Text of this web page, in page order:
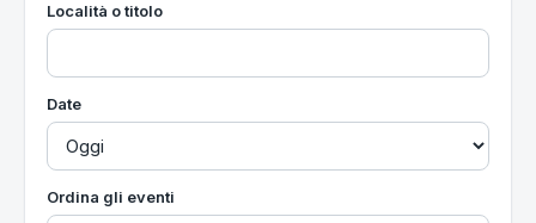
Località o titolo
Date
Ordina gli eventi